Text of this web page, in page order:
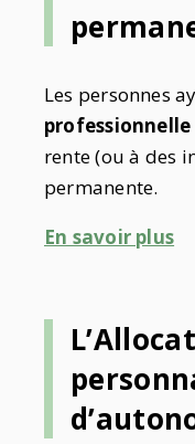
Les personnes
professionnelle
rente (ou à des
permanente.
En savoir plus